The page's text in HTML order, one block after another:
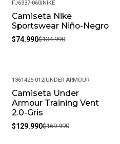
-44%
FJ6337-060| NIKE
Camiseta Nike
Sportswear Niño-Negro
$74.990$134.990
-24%
1361426-012| UNDER ARMOUR
Camiseta Under
Armour Training Vent
2.0-Gris
$129.990$169.990